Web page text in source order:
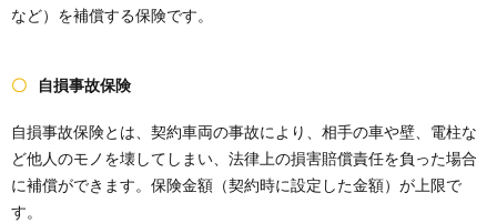
など）を補償する保険です。
自損事故保険
自損事故保険とは、契約車両の事故により、相手の車や壁、電柱な
ど他人のモノを壊してしまい、法律上の損害賠償責任を負った場合
に補償ができます。保険金額（契約時に設定した金額）が上限で
す。